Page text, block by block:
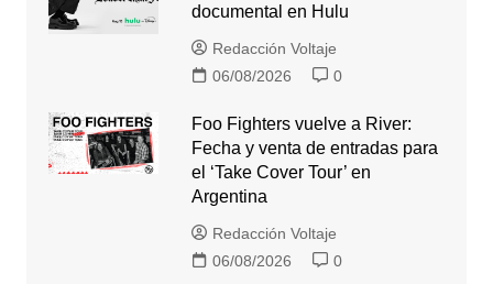
documental en Hulu
Redacción Voltaje
06/08/2026
0
Foo Fighters vuelve a River:
Fecha y venta de entradas para
el ‘Take Cover Tour’ en
Argentina
Redacción Voltaje
06/08/2026
0